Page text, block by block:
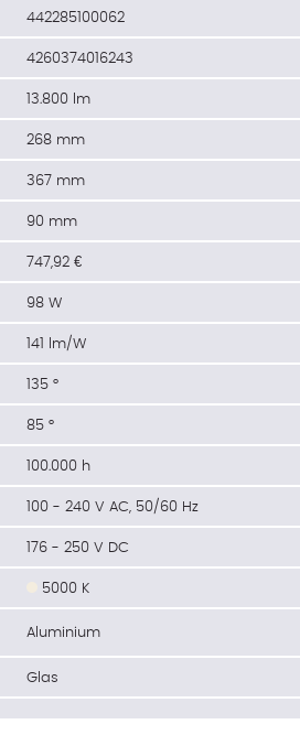
442285100062
4260374016243
13.800 lm
268 mm
367 mm
90 mm
747,92 €
98 W
141 lm/W
135 °
85 °
100.000 h
100 - 240 V AC, 50/60 Hz
176 - 250 V DC
5000 K
Aluminium
Glas